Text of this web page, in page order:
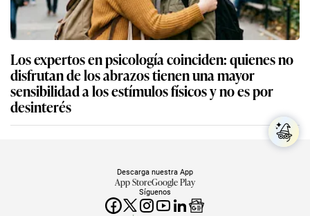
Los expertos en psicología coinciden: quienes no
disfrutan de los abrazos tienen una mayor
sensibilidad a los estímulos físicos y no es por
desinterés
Síguenos
Descarga nuestra App
App StoreGoogle Play